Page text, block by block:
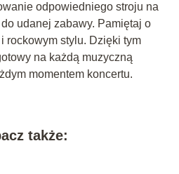
odpowiedniego stroju na
udanej zabawy. Pamiętaj o
rockowym stylu. Dzięki tym
na każdą muzyczną
momentem koncertu.
także: